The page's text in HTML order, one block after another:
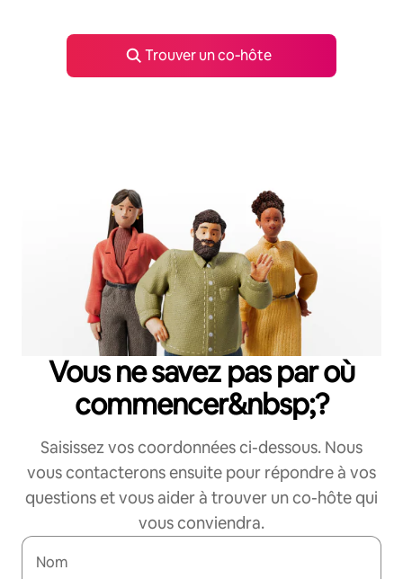
Trouver un co‑hôte
Vous ne savez pas par où
commencer&nbsp;?
Saisissez vos coordonnées ci-dessous. Nous
vous contacterons ensuite pour répondre à vos
questions et vous aider à trouver un co-hôte qui
vous conviendra.
Nom